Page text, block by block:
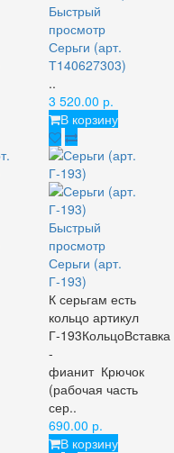
Быстрый
просмотр
Серьги (арт.
Т140627303)
..
3 520.00 р.
В корзину
Быстрый
просмотр
Серьги (арт.
Г-193)
К серьгам есть
кольцо артикул
Г-193КольцоВставка
-
фианит Крючок
(рабочая часть
сер..
690.00 р.
В корзину